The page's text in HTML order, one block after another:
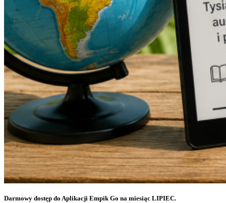
Darmowy dostęp do Aplikacji Empik Go na miesiąc LIPIEC.